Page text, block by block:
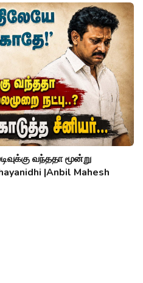
வந்ததா மூன்று
|Anbil Mahesh